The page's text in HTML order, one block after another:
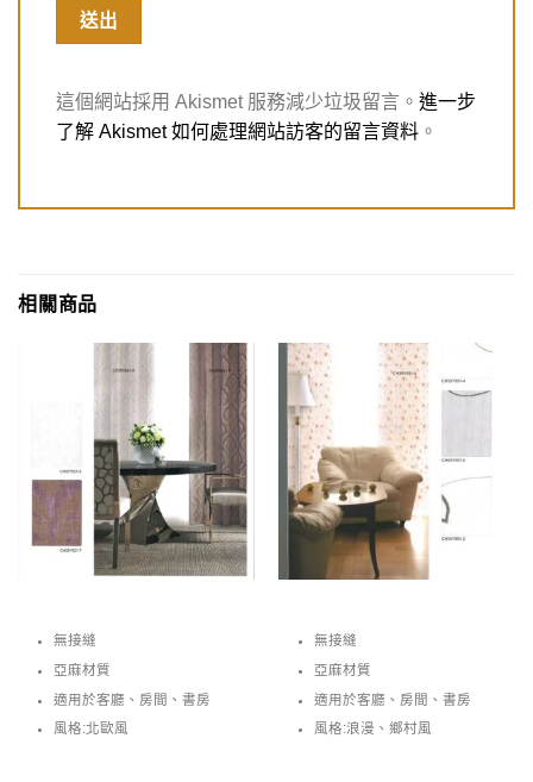
這個網站採用 Akismet 服務減少垃圾留言。 進一步
了解 Akismet 如何處理網站訪客的留言資料 。
相關商品
無接縫
亞麻材質
適用於客廳、房間、書房
風格:北歐風
無接縫
亞麻材質
適用於客廳、房間、書房
風格:浪漫、鄉村風